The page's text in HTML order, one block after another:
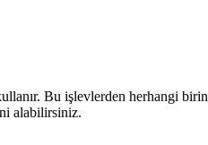
Bu işlevlerden herhangi
alabilirsiniz.